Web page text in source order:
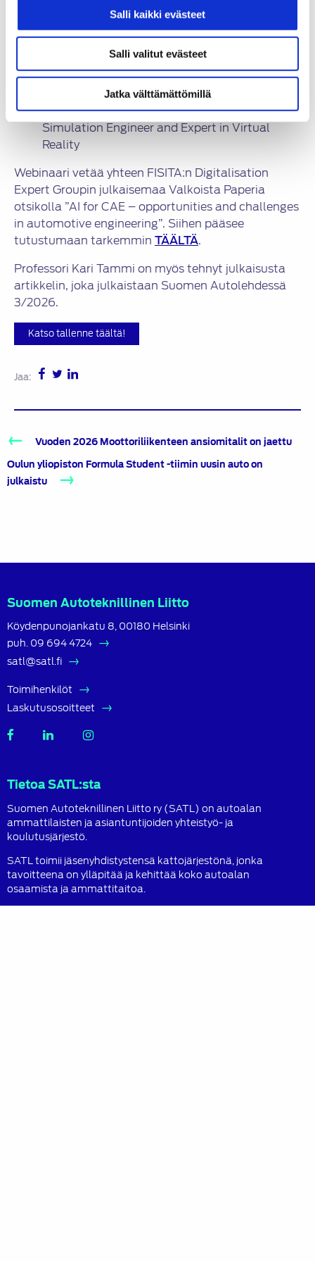
Salli kaikki evästeet
Salli valitut evästeet
Jatka välttämättömillä
Stéphane Régnier, Renault Group
Expert Leader – Immersive Simulation and
Virtual Reality
, General Motors
Global Technical Specialist – Propulsion
Thermal CFD
David Defianas, Stellantis
Simulation Engineer and Expert in Virtual
Reality
Webinaari vetää yhteen FISITA:n Digitalisation
Expert Groupin julkaisemaa Valkoista Paperia
otsikolla ”AI for CAE – opportunities and challenges
in automotive engineering”. Siihen pääsee
tutustumaan tarkemmin TÄÄLTÄ.
Professori Kari Tammi on myös tehnyt julkaisusta
artikkelin, joka julkaistaan Suomen Autolehdessä
3/2026.
Katso tallenne täältä!
Jaa:
Artikkelien
selausVuoden 2026 Moottoriliikenteen ansiomitalit on jaettu
Oulun yliopiston Formula Student -tiimin uusin auto on
julkaistu
Suomen Autoteknillinen Liitto
Köydenpunojankatu 8, 00180 Helsinki
puh. 09 694 4724
satl@satl.fi
Toimihenkilöt
Laskutusosoitteet
SATL
SATL
Tietoa SATL:sta
Suomen Autoteknillinen Liitto ry (SATL) on autoalan
ammattilaisten ja asiantuntijoiden yhteistyö- ja
koulutusjärjestö.
SATL toimii jäsenyhdistystensä kattojärjestönä, jonka
tavoitteena on ylläpitää ja kehittää koko autoalan
osaamista ja ammattitaitoa.